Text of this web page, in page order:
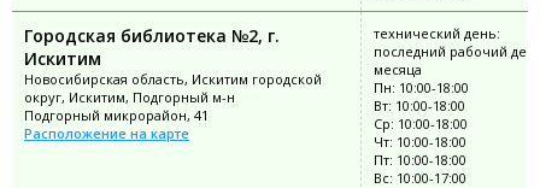
Городская библиотека №2, г.
Искитим
Новосибирская область, Искитим городской
округ, Искитим, Подгорный м-н
Подгорный микрорайон, 41
Расположение на карте
технический день:
последний рабочий
месяца
Пн: 10:00-18:00
Вт: 10:00-18:00
Ср: 10:00-18:00
Чт: 10:00-18:00
Пт: 10:00-18:00
Вс: 10:00-17:00